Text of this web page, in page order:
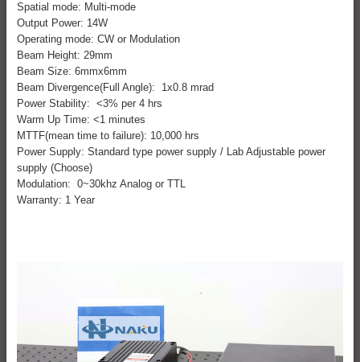
Spatial mode: Multi-mode
Output Power: 14W
Operating mode: CW or Modulation
Beam Height: 29mm
Beam Size: 6mmx6mm
Beam Divergence(Full Angle): 1x0.8 mrad
Power Stability: <3% per 4 hrs
Warm Up Time: <1 minutes
MTTF(mean time to failure): 10,000 hrs
Power Supply: Standard type power supply / Lab Adjustable power
supply (Choose)
Modulation: 0~30khz Analog or TTL
Warranty: 1 Year